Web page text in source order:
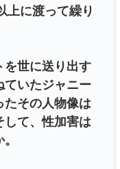
上に渡って繰り
を世に送り出す
ていたジャニー
たその人物像は
して、性加害は